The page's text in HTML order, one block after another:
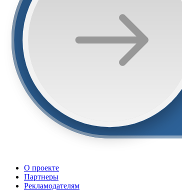
О проекте
Партнеры
Рекламодателям